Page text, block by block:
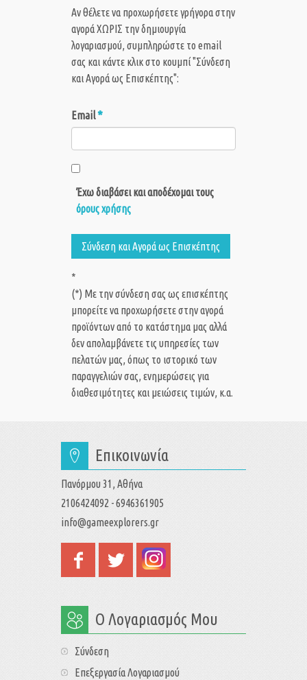
Αν θέλετε να προχωρήσετε γρήγορα στην
αγορά ΧΩΡΙΣ την δημιουργία
λογαριασμού, συμπληρώστε το email
σας και κάντε κλικ στο κουμπί "Σύνδεση
και Αγορά ως Eπισκέπτης":
Email*
Έχω διαβάσει και αποδέχομαι τους
όρους χρήσης
Σύνδεση και Αγορά ως Eπισκέπτης
*
(*) Με την σύνδεση σας ως επισκέπτης
μπορείτε να προχωρήσετε στην αγορά
προϊόντων από το κατάστημα μας αλλά
δεν απολαμβάνετε τις υπηρεσίες των
πελατών μας, όπως το ιστορικό των
παραγγελιών σας, ενημερώσεις για
διαθεσιμότητες και μειώσεις τιμών, κ.α.
Επικοινωνία
Πανόρμου 31, Αθήνα
2106424092 - 6946361905
info@gameexplorers.gr
Ο Λογαριασμός Μου
Σύνδεση
Επεξεργασία Λογαριασμού